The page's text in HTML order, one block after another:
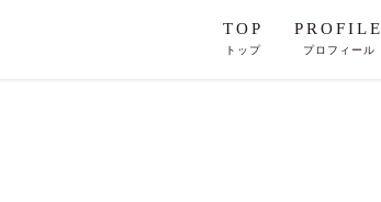
TOP
トップ
PROFILE
プロフィール